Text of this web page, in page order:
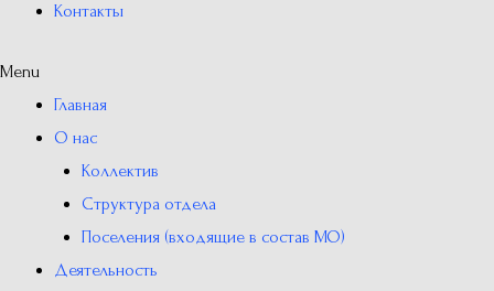
Контакты
Menu
Главная
О нас
Коллектив
Структура отдела
Поселения (входящие в состав МО)
Деятельность